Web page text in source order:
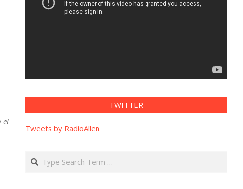
el
TWITTER
Tweets by RadioAllen
Search